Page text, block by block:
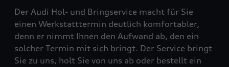
Der Audi Hol- und Bringservice macht für Sie
einen Werkstatttermin deutlich komfortabler,
denn er nimmt Ihnen den Aufwand ab, den ein
solcher Termin mit sich bringt. Der Service bringt
Sie zu uns, holt Sie von uns ab oder bestellt ein